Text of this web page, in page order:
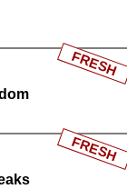
FRESH
FRESH